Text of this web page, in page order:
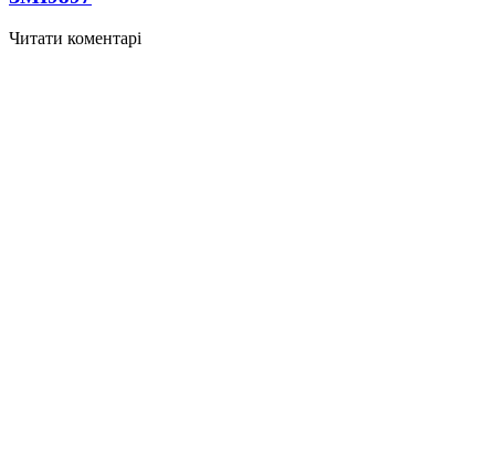
Читати коментарі